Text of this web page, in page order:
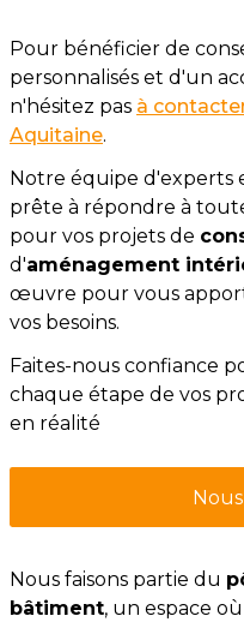
Pour bénéficier de
personnalisés et d'un
n'hésitez pas à
Aquitaine.
Notre équipe d'experts
prête à répondre à
pour vos projets de
d'aménagement
œuvre pour vous
vos besoins.
Faites-nous confiance
chaque étape de vos
en réalité
Nous faisons partie du
bâtiment, un espace